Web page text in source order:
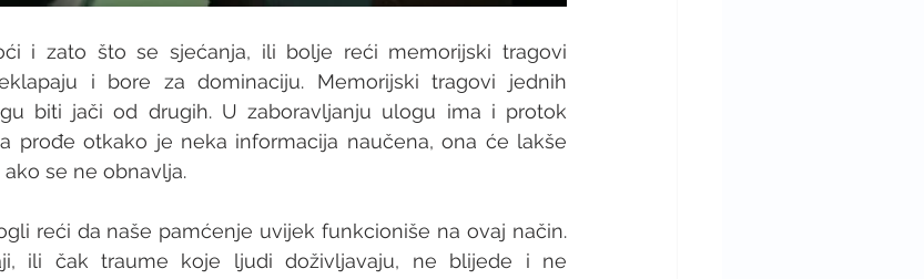
i bore za dominaciju. Memorijski tragovi jednih
biti jači od drugih. U zaboravljanju ulogu ima i protok
prođe otkako je neka informacija naučena, ona će lakše
se ne obnavlja.
reći da naše pamćenje uvijek funkcioniše na ovaj način.
ili čak traume koje ljudi doživljavaju, ne blijede i ne